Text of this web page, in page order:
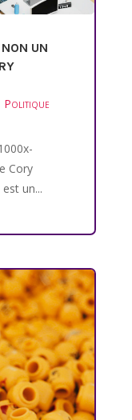
UN
Politique
Cory
un...